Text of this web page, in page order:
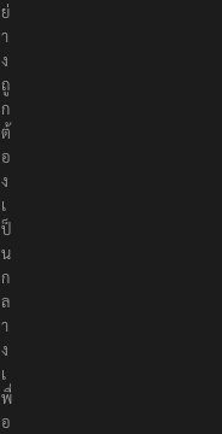
ย่
า
ง
ถู
ก
ต้
อ
ง
เ
ป็
น
ก
ล
า
ง
เ
พื่
อ